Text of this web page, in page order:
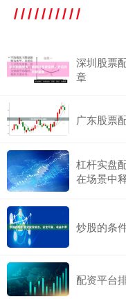
深圳股票
章
广东股票
杠杆实盘
在场景中
炒股的条
配资平台